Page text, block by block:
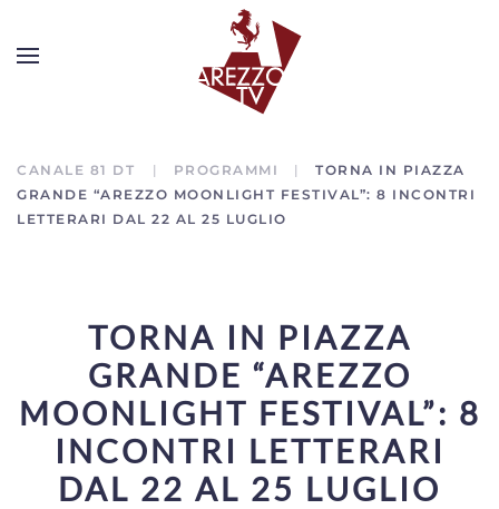
CANALE 81 DT PROGRAMMI
TORNA IN PIAZZA
GRANDE “AREZZO MOONLIGHT FESTIVAL”: 8 INCONTRI
LETTERARI DAL 22 AL 25 LUGLIO
TORNA IN PIAZZA
GRANDE “AREZZO
MOONLIGHT FESTIVAL”: 8
INCONTRI LETTERARI
DAL 22 AL 25 LUGLIO